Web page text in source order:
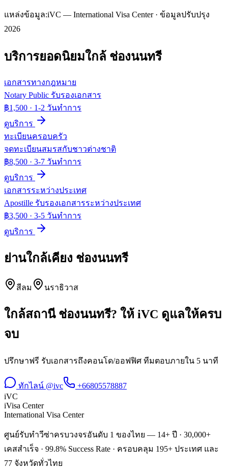
แหล่งข้อมูล:iVC — International Visa Center · ข้อมูลปรับปรุง
2026
บริการยอดนิยมใกล้ ช่องนนทรี
เอกสารทางกฎหมาย
Notary Public รับรองเอกสาร
฿1,500 · 1-2 วันทำการ
ดูบริการ
ทะเบียนครอบครัว
จดทะเบียนสมรสกับชาวต่างชาติ
฿8,500 · 3-7 วันทำการ
ดูบริการ
เอกสารระหว่างประเทศ
Apostille รับรองเอกสารระหว่างประเทศ
฿3,500 · 3-5 วันทำการ
ดูบริการ
ย่านใกล้เคียง ช่องนนทรี
สีลม นราธิวาส
ใกล้สถานี ช่องนนทรี? ให้ iVC ดูแลให้ครบ
จบ
ปรึกษาฟรี รับเอกสารถึงคอนโด/ออฟฟิศ ทีมตอบภายใน 5 นาที
ทักไลน์ @ivc
+66805578887
iVC
iVisa Center
International Visa Center
ศูนย์รับทำวีซ่าครบวงจรอันดับ 1 ของไทย — 14+ ปี · 30,000+
เคสสำเร็จ · 99.8% Success Rate · ครอบคลุม 195+ ประเทศ และ
77 จังหวัดทั่วไทย